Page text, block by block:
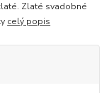
Zlaté svadobné
celý popis